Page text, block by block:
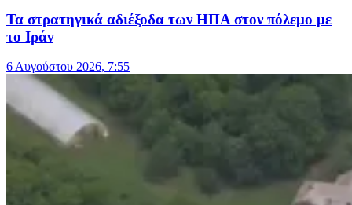
Τα στρατηγικά αδιέξοδα των ΗΠΑ στον πόλεμο με
το Ιράν
6 Αυγούστου 2026, 7:55